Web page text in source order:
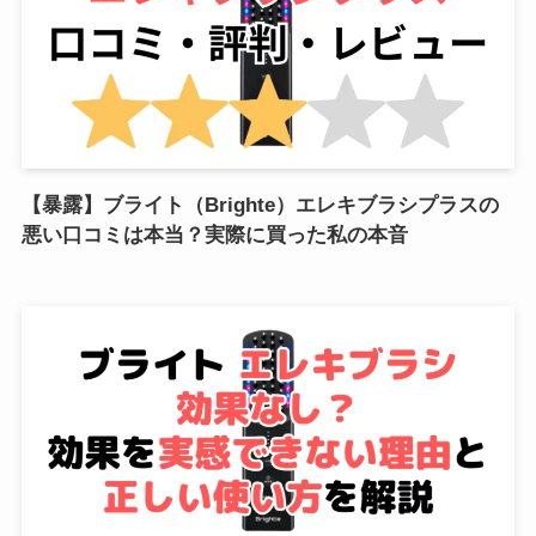
【暴露】ブライト（Brighte）エレキブラシプラスの
悪い口コミは本当？実際に買った私の本音